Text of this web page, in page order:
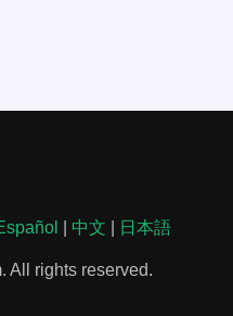
中文 日本語
All rights reserved.